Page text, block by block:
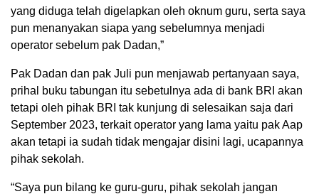
yang diduga telah digelapkan oleh oknum guru, serta saya
pun menanyakan siapa yang sebelumnya menjadi
operator sebelum pak Dadan,”
Pak Dadan dan pak Juli pun menjawab pertanyaan saya,
prihal buku tabungan itu sebetulnya ada di bank BRI akan
tetapi oleh pihak BRI tak kunjung di selesaikan saja dari
September 2023, terkait operator yang lama yaitu pak Aap
akan tetapi ia sudah tidak mengajar disini lagi, ucapannya
pihak sekolah.
“Saya pun bilang ke guru-guru, pihak sekolah jangan